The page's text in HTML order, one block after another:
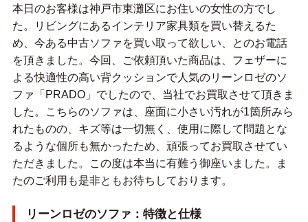
本日のお客様は神戸市東灘区にお住いの女性の方でし
た。リビングにあるインテリア家具類を買い替えるた
め、今ある中古ソファを買い取って欲しい、とのお電話
を頂きました。今回、ご依頼頂いた商品は、フェザーに
よる快適性の高い背クッションで人気のリーンロゼのソ
ファ「PRADO」でしたので、当社でお買取させて頂きま
した。こちらのソファは、座面に小さい汚れが1箇所みら
れたものの、キズ等は一切無く、使用に際して問題とな
るような個所も無かったため、頑張ってお買取させてい
ただきました。この度は本当に有難う御座いました。ま
たのご利用も是非ともお待ちしております。
リーンロゼのソファ：特徴と仕様